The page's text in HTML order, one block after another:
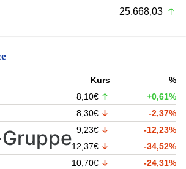
25.668,03
Kurs
%
8,10€
+0,61%
8,30€
-2,37%
9,23€
-12,23%
12,37€
-34,52%
10,70€
-24,31%